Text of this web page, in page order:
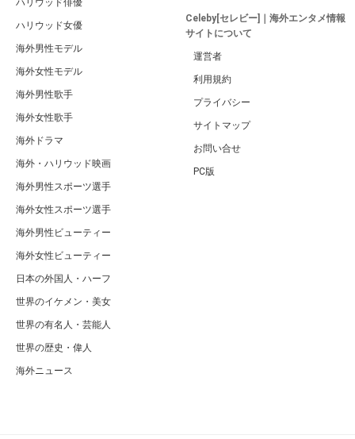
ハリウッド女優
海外男性モデル
海外女性モデル
海外男性歌手
海外女性歌手
海外ドラマ
海外・ハリウッド映画
海外男性スポーツ選手
海外女性スポーツ選手
海外男性ビューティー
海外女性ビューティー
日本の外国人・ハーフ
世界のイケメン・美女
世界の有名人・芸能人
世界の歴史・偉人
海外ニュース
Celeby[セレビー]｜海外エンタメ情報
サイトについて
運営者
利用規約
プライバシー
サイトマップ
お問い合せ
PC版